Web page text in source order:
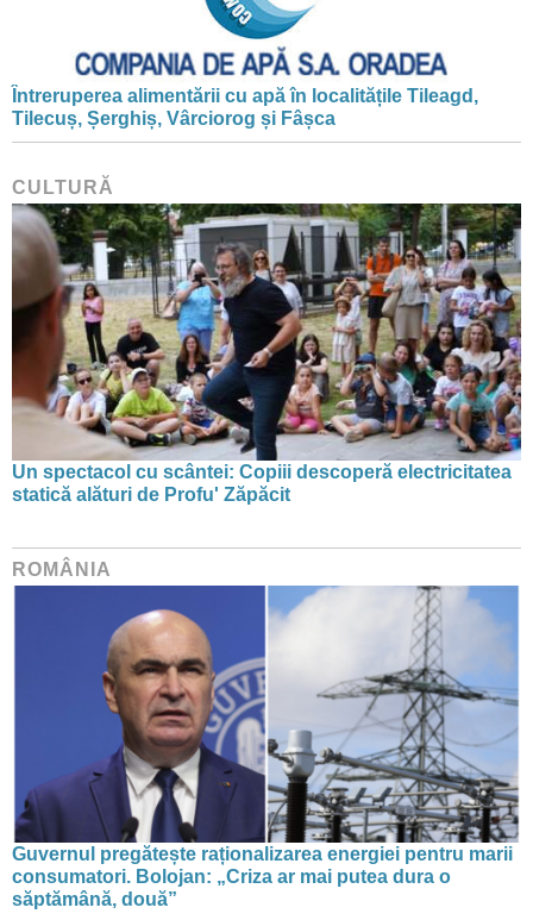
Întreruperea alimentării cu apă în localitățile Tileagd,
Tilecuș, Șerghiș, Vârciorog și Fâșca
CULTURĂ
Un spectacol cu scântei: Copiii descoperă electricitatea
statică alături de Profu' Zăpăcit
ROMÂNIA
Guvernul pregătește raționalizarea energiei pentru marii
consumatori. Bolojan: „Criza ar mai putea dura o
săptămână, două”